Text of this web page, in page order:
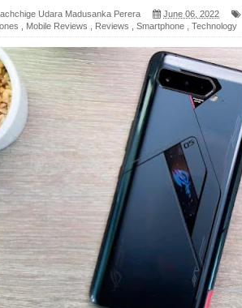
Lyrics - මතක අලුතින් ලියන්න ගීතයේ පද පෙළ
ඇවිත් ගීතයේ පද පෙළ
සඳේ ගීතයේ පද පෙළ
ගීතයේ පද පෙළ
ගීතයේ පද පෙළ
සිහියෙන් ගීතයේ පද පෙළ
ගීතයේ පද පෙළ
ගීතයේ පද පෙළ
ගීතයේ පද පෙළ
Udara Madusanka Perera June 06, 2022
Mobile Reviews Reviews Smartphone Technology